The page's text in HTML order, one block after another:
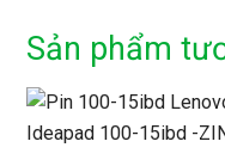
Sản phẩm